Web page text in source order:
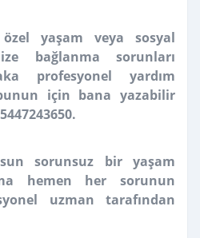
yaşam veya sosyal
bağlanma sorunları
profesyonel yardım
için bana yazabilir
sorunsuz bir yaşam
hemen her sorunun
uzman tarafından